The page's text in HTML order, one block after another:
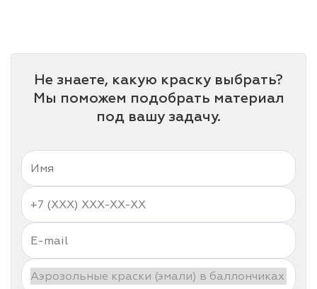
Не знаете, какую краску выбрать?
Мы поможем подобрать материал
под вашу задачу.